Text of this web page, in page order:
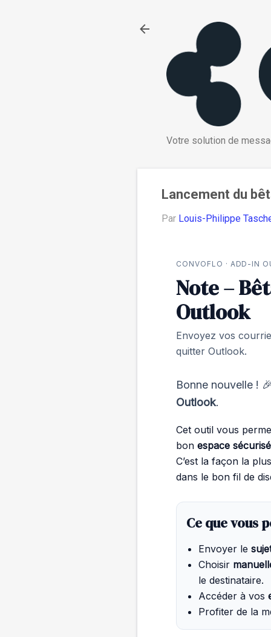
Votre solution de
Lancement du
Par Louis-Philippe
CONVOFLO · ADD-IN
Note –
Outlook
Envoyez vos
quitter Outlook.
Bonne nouvelle !
Outlook.
Cet outil vous
bon espace
C’est la façon la
dans le bon fil de
Ce que vous
Envoyer le
Choisir
le destinataire.
Accéder à vos
Profiter de la